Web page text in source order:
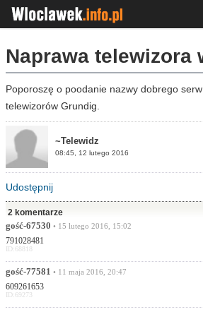
Naprawa telewizora
Poporoszę o poodanie nazwy dobrego
telewizorów Grundig.
~Telewidz
08:45, 12 lutego 2016
Udostępnij
2 komentarze
gość-67530 • 15 lutego 2016, 15:02
791028481
ID:68818
gość-77581 • 11 maja 2016, 20:47
609261653
ID:69273